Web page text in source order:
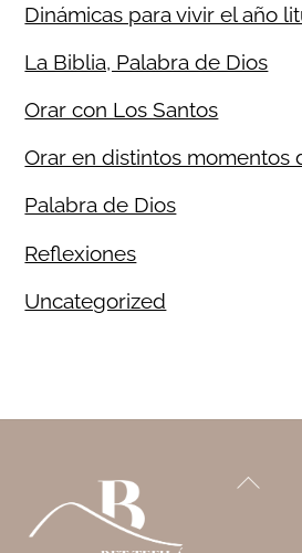
Dinámicas para vivir el año
La Biblia, Palabra de Dios
Orar con Los Santos
Orar en distintos momentos
Palabra de Dios
Reflexiones
Uncategorized
Back